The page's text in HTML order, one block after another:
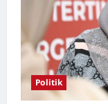
Politik